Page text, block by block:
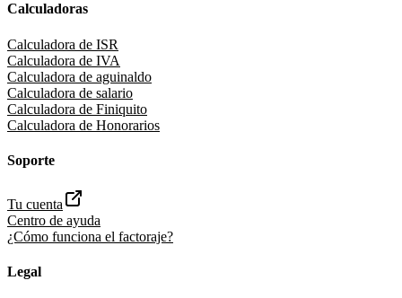
Calculadoras
Calculadora de ISR
Calculadora de IVA
Calculadora de aguinaldo
Calculadora de salario
Calculadora de Finiquito
Calculadora de Honorarios
Soporte
Tu cuenta
Centro de ayuda
¿Cómo funciona el factoraje?
Legal